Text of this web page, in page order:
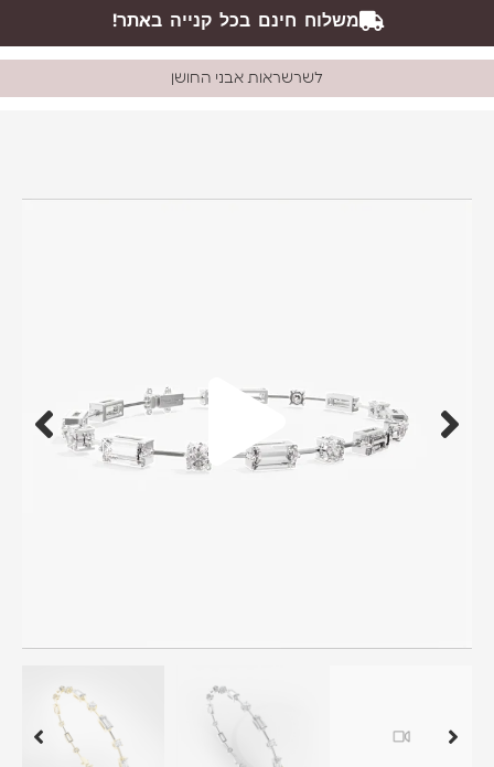
משלוח חינם בכל קנייה באתר!
לשרשראות אבני החושן